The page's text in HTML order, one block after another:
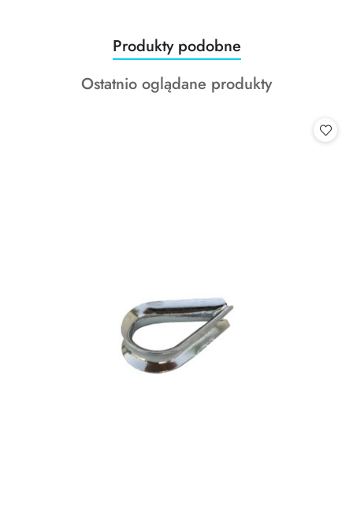
Pomiń karuzelę produktów
Produkty
o
statusie:
Produkty podobne
Produkty
Ostatnio oglądane produkty